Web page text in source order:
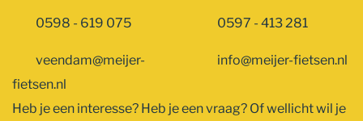
0598 - 619 075
veendam@meijer-
fietsen.nl
0597 - 413 281
info@meijer-fietsen.nl
Heb je een interesse? Heb je een vraag? Of wellicht wil je